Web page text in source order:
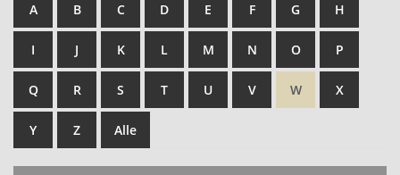
A B C D E F G H
I J K L M N O P
Q R S T U V W X
Y Z Alle